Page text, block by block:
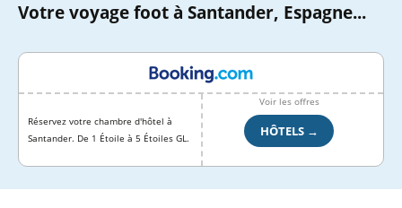
Votre voyage foot à Santander, Espagne...
Réservez votre chambre d'hôtel à
Santander. De 1 Étoile à 5 Étoiles GL.
Voir les offres
HÔTELS →